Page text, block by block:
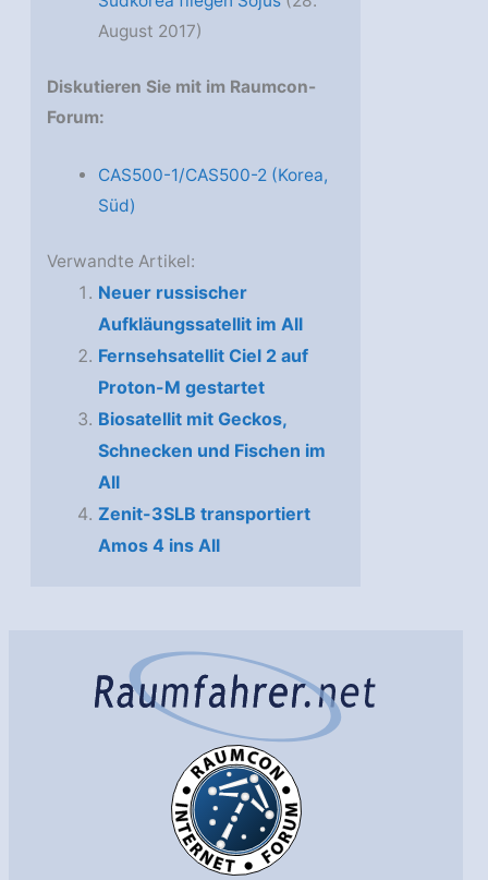
August 2017)
Diskutieren Sie mit im Raumcon-
Forum:
CAS500-1/CAS500-2 (Korea,
Süd)
Verwandte Artikel:
Neuer russischer
Aufkläungssatellit im All
Fernsehsatellit Ciel 2 auf
Proton-M gestartet
Biosatellit mit Geckos,
Schnecken und Fischen im
All
Zenit-3SLB transportiert
Amos 4 ins All